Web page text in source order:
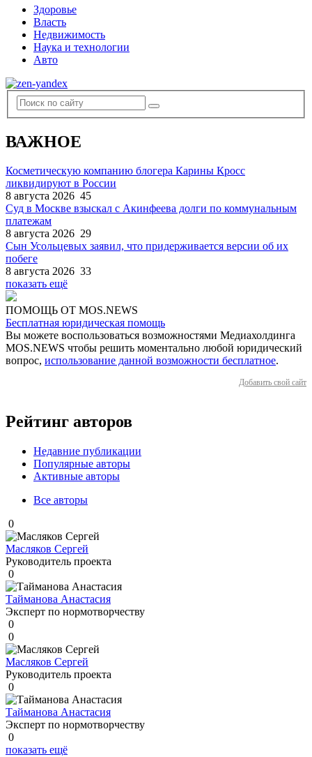
Здоровье
Власть
Недвижимость
Наука и технологии
Авто
ВАЖНОЕ
Косметическую компанию блогера Карины Кросс
ликвидируют в России
8 августа 2026 45
Суд в Москве взыскал с Акинфеева долги по коммунальным
платежам
8 августа 2026 29
Сын Усольцевых заявил, что придерживается версии об их
побеге
8 августа 2026 33
показать ещё
ПОМОЩЬ ОТ MOS.NEWS
Бесплатная юридическая помощь
Вы можете воспользоваться возможностями Медиахолдинга
MOS.NEWS чтобы решить моментально любой юридический
вопрос, использование данной возможности бесплатное.
Добавить свой сайт
Рейтинг авторов
Недавние публикации
Популярные авторы
Активные авторы
Все авторы
0
Масляков Сергей
Руководитель проекта
0
Тайманова Анастасия
Эксперт по нормотворчеству
0
0
Масляков Сергей
Руководитель проекта
0
Тайманова Анастасия
Эксперт по нормотворчеству
0
показать ещё